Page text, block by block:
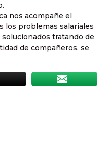
nos acompañe el
los problemas salariales
tratando de
de compañeros, se